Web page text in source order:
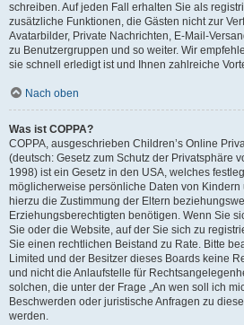
schreiben. Auf jeden Fall erhalten Sie als
zusätzliche Funktionen, die Gästen nicht zur
Avatarbilder, Private Nachrichten, E-Mail-
zu Benutzergruppen und so weiter. Wir
sie schnell erledigt ist und Ihnen zahlreiche
Nach oben
Was ist COPPA?
COPPA, ausgeschrieben Children’s Online
(deutsch: Gesetz zum Schutz der Privatsphäre
1998) ist ein Gesetz in den USA, welches
möglicherweise persönliche Daten von
hierzu die Zustimmung der Eltern
Erziehungsberechtigten benötigen. Wenn Sie
Sie oder die Website, auf der Sie sich zu
Sie einen rechtlichen Beistand zu Rate. Bitte
Limited und der Besitzer dieses Boards keine
und nicht die Anlaufstelle für
solchen, die unter der Frage „An wen soll ich
Beschwerden oder juristische Anfragen zu
werden.